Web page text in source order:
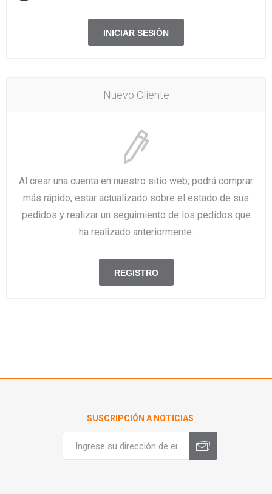
Nuevo Cliente
Al crear una cuenta en nuestro sitio web, podrá comprar
más rápido, estar actualizado sobre el estado de sus
pedidos y realizar un seguimiento de los pedidos que
ha realizado anteriormente.
SUSCRIPCIÓN A NOTICIAS